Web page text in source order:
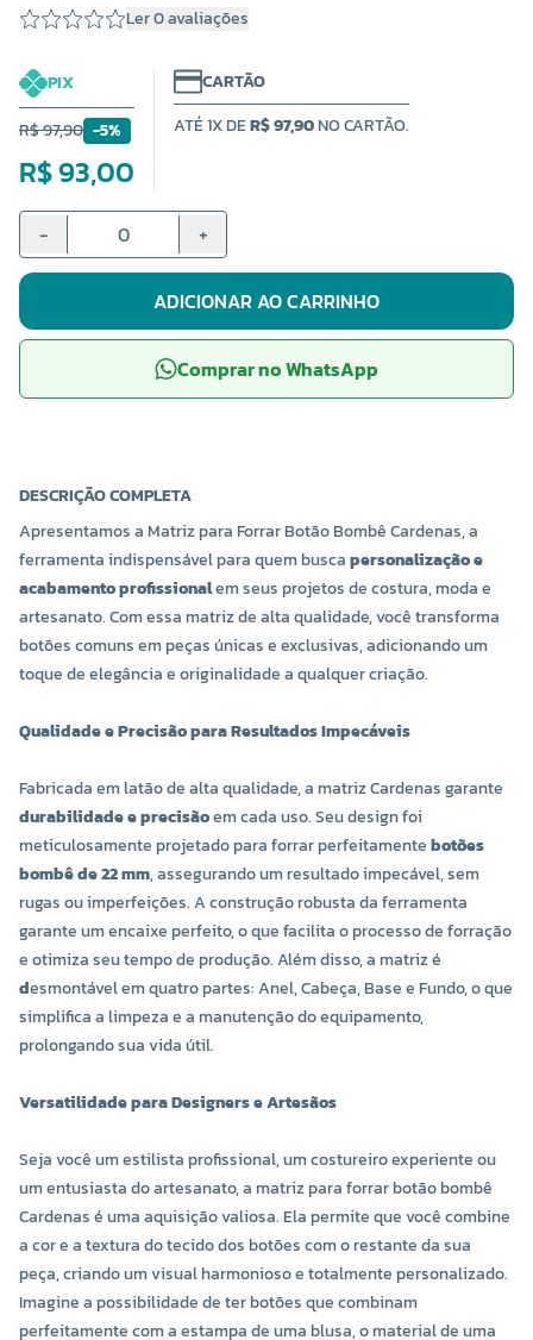
Ler 0 avaliações
PIX
R$ 97,90 -5%
R$ 93,00
CARTÃO
ATÉ 1X DER$ 97,90NO CARTÃO.
- +
ADICIONAR AO CARRINHO
Comprar no WhatsApp
DESCRIÇÃO COMPLETA
Apresentamos a Matriz para Forrar Botão Bombê Cardenas, a
ferramenta indispensável para quem buscapersonalização e
acabamento profissionalem seus projetos de costura, moda e
artesanato. Com essa matriz de alta qualidade, você transforma
botões comuns em peças únicas e exclusivas, adicionando um
toque de elegância e originalidade a qualquer criação.
Qualidade e Precisão para Resultados Impecáveis
Fabricada em latão de alta qualidade, a matriz Cardenas garante
durabilidade e precisãoem cada uso. Seu design foi
meticulosamente projetado para forrar perfeitamentebotões
bombê de 22 mm, assegurando um resultado impecável, sem
rugas ou imperfeições. A construção robusta da ferramenta
garante um encaixe perfeito, o que facilita o processo de forração
e otimiza seu tempo de produção. Além disso, a matriz é
desmontável em quatro partes: Anel, Cabeça, Base e Fundo, o que
simplifica a limpeza e a manutenção do equipamento,
prolongando sua vida útil.
Versatilidade para Designers e Artesãos
Seja você um estilista profissional, um costureiro experiente ou
um entusiasta do artesanato, a matriz para forrar botão bombê
Cardenas é uma aquisição valiosa. Ela permite que você combine
a cor e a textura do tecido dos botões com o restante da sua
peça, criando um visual harmonioso e totalmente personalizado.
Imagine a possibilidade de ter botões que combinam
perfeitamente com a estampa de uma blusa, o material de uma